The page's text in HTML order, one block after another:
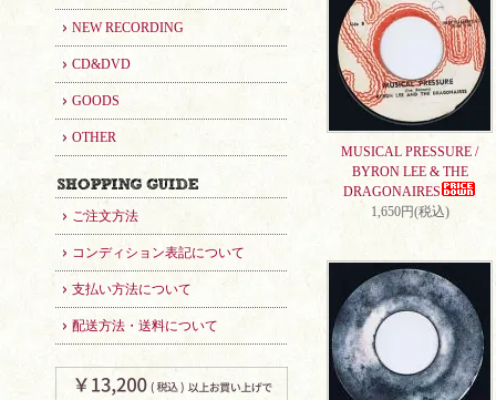
NEW RECORDING
CD&DVD
GOODS
OTHER
ご注文方法
コンディション表記について
支払い方法について
配送方法・送料について
MUSICAL PRESSURE /
BYRON LEE & THE
DRAGONAIRES
1,650円(税込)